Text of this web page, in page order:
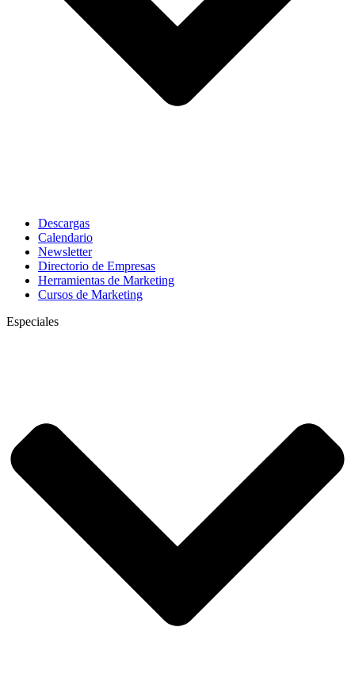
Descargas
Calendario
Newsletter
Directorio de Empresas
Herramientas de Marketing
Cursos de Marketing
Especiales